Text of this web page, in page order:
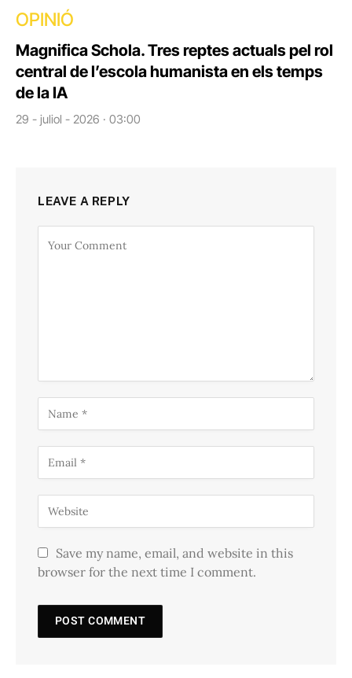
OPINIÓ
Magnifica Schola. Tres reptes actuals pel rol
central de l’escola humanista en els temps
de la IA
29 - juliol - 2026 · 03:00
LEAVE A REPLY
Save my name, email, and website in this
browser for the next time I comment.